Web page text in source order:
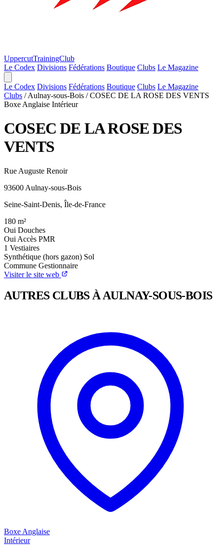
UppercutTrainingClub
Le Codex Divisions Fédérations Boutique Clubs Le Magazine
Le Codex Divisions Fédérations Boutique Clubs Le Magazine
Clubs / Aulnay-sous-Bois / COSEC DE LA ROSE DES VENTS
Boxe Anglaise Intérieur
COSEC DE LA ROSE DES
VENTS
Rue Auguste Renoir
93600 Aulnay-sous-Bois
Seine-Saint-Denis, Île-de-France
180 m²
Oui Douches
Oui Accès PMR
1 Vestiaires
Synthétique (hors gazon) Sol
Commune Gestionnaire
Visiter le site web
AUTRES CLUBS À AULNAY-SOUS-BOIS
Boxe Anglaise
Intérieur